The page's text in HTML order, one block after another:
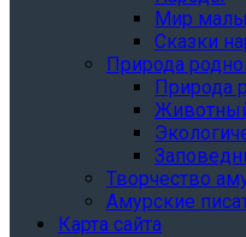
Мир
Сказки
Природа
Природа
Творчество
Амурские
Карта сайта